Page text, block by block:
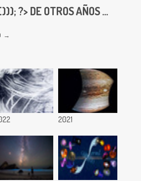
?> DE OTROS AÑOS ...
2021